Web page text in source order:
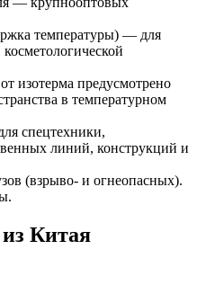
температуры) — для
изотерма предусмотрено
в температурном
спецтехники,
линий, конструкций и
(взрыво- и огнеопасных).
Китая